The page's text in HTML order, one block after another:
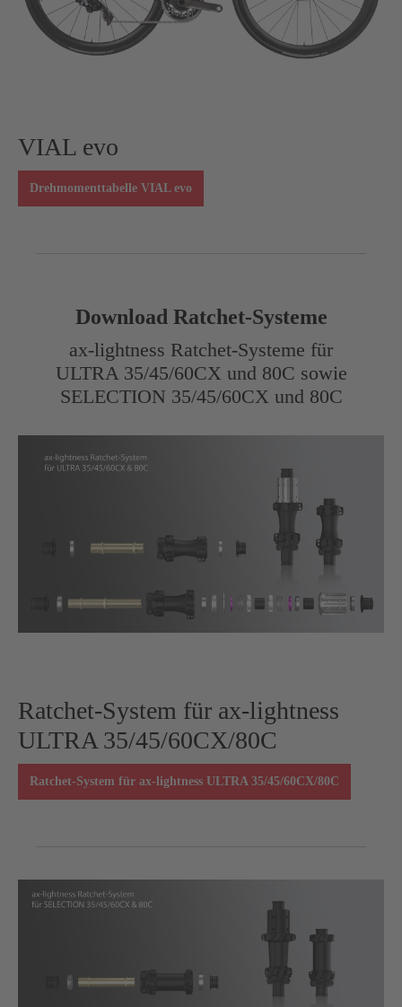
VIAL evo
Drehmomenttabelle VIAL evo
Download Ratchet-Systeme
ax-lightness Ratchet-Systeme für
ULTRA 35/45/60CX und 80C sowie
SELECTION 35/45/60CX und 80C
Ratchet-System für ax-lightness
ULTRA 35/45/60CX/80C
Ratchet-System für ax-lightness ULTRA 35/45/60CX/80C